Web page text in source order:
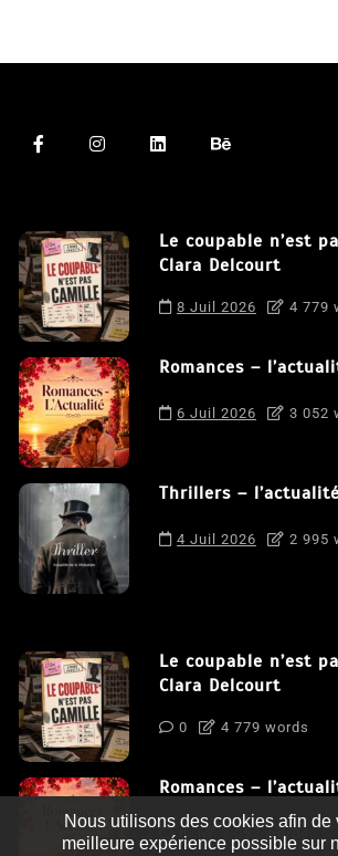
Le coupable n’est
Clara Delcourt
8 Juil 2026 4 779
Romances –
6 Juil 2026 3 052
Thrillers –
4 Juil 2026 2 995
Le coupable n’est
Clara Delcourt
0 4 779 words
Romances –
0 3 052 words
Nous utilisons des cookies afin de
meilleure expérience possible sur